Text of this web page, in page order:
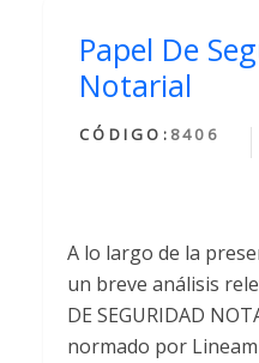
Papel De
Notarial
CÓDIGO: 8406
A lo largo de la
un breve análisis
DE SEGURIDAD
normado por